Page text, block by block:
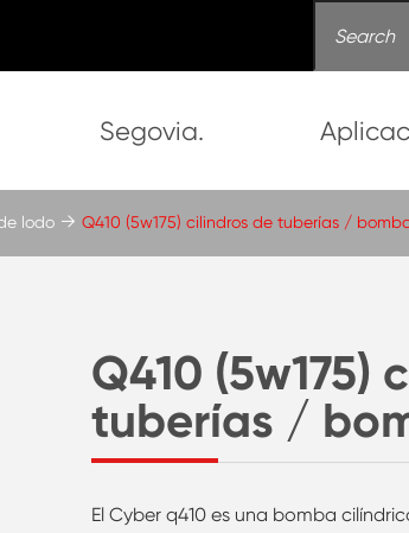
Segovia.
Q410 (5w175)
tuberías /
El Cyber q410 es una bomba
lodo Q410 (5w175) cilindros de tuberías /